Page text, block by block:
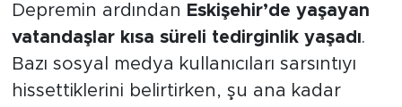
Depremin ardından Eskişehir’de yaşayan
vatandaşlar kısa süreli tedirginlik yaşadı.
Bazı sosyal medya kullanıcıları sarsıntıyı
hissettiklerini belirtirken, şu ana kadar